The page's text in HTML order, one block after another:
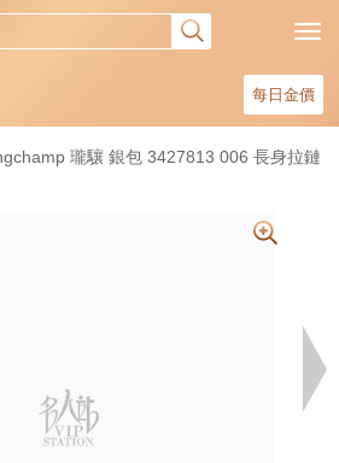
每日金價
瓏驤 銀包 3427813 006 長身拉鏈